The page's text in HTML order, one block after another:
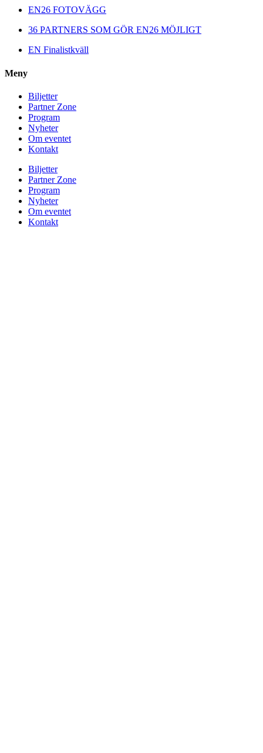
EN26 FOTOVÄGG
36 PARTNERS SOM GÖR EN26 MÖJLIGT
EN Finalistkväll
Meny
Biljetter
Partner Zone
Program
Nyheter
Om eventet
Kontakt
Biljetter
Partner Zone
Program
Nyheter
Om eventet
Kontakt